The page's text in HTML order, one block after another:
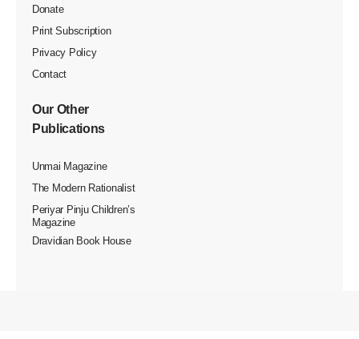
Donate
Print Subscription
Privacy Policy
Contact
Our Other
Publications
Unmai Magazine
The Modern Rationalist
Periyar Pinju Children’s
Magazine
Dravidian Book House